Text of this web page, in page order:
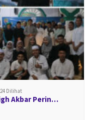
Dilihat
Akbar Perin…